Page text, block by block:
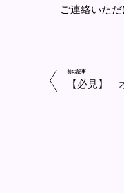
ご連絡いただ
前の記事
【必見】